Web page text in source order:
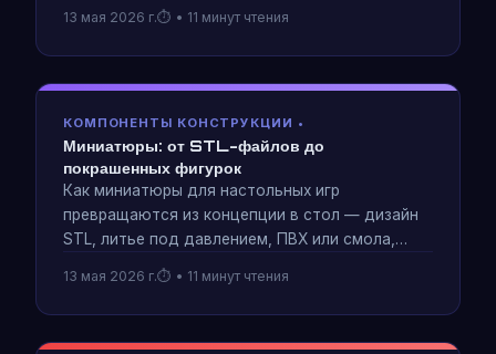
просто добавляют раздутости правил.
13 мая 2026 г. • 11 минут чтения
КОМПОНЕНТЫ КОНСТРУКЦИИ •
Миниатюры: от STL-файлов до
покрашенных фигурок
Как миниатюры для настольных игр
превращаются из концепции в стол — дизайн
STL, литье под давлением, ПВХ или смола,
Результаты создания шести уникальных
скульптур героев.
13 мая 2026 г. • 11 минут чтения